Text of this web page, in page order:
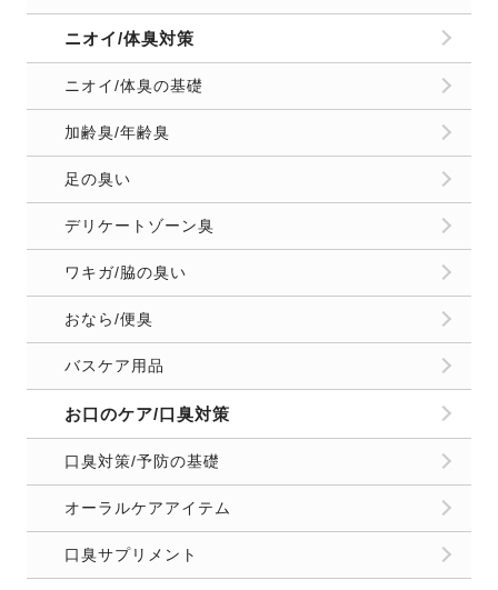
ニオイ/体臭対策
ニオイ/体臭の基礎
加齢臭/年齢臭
足の臭い
デリケートゾーン臭
ワキガ/脇の臭い
おなら/便臭
バスケア用品
お口のケア/口臭対策
口臭対策/予防の基礎
オーラルケアアイテム
口臭サプリメント